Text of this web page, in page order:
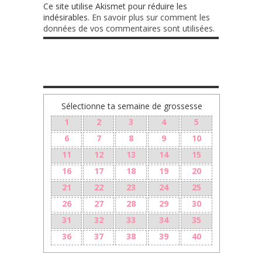
Ce site utilise Akismet pour réduire les
indésirables. En savoir plus sur comment les
données de vos commentaires sont utilisées.
Sélectionne ta semaine de grossesse
1
2 3 4
5
6
7 8 9
10
11
12 13 14
15
16
17 18 19
20
21
22 23 24
25
26
27 28 29
30
31
32 33 34
35
36
37 38 39 40